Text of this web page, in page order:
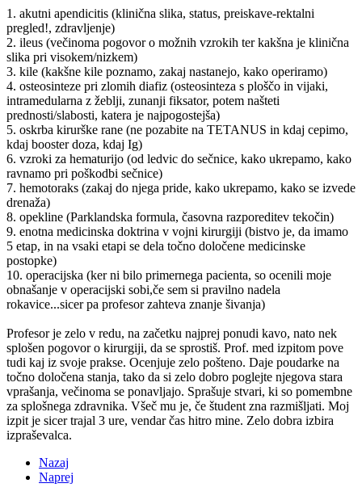
1. akutni apendicitis (klinična slika, status, preiskave-rektalni
pregled!, zdravljenje)
2. ileus (večinoma pogovor o možnih vzrokih ter kakšna je klinična
slika pri visokem/nizkem)
3. kile (kakšne kile poznamo, zakaj nastanejo, kako operiramo)
4. osteosinteze pri zlomih diafiz (osteosinteza s ploščo in vijaki,
intramedularna z žeblji, zunanji fiksator, potem našteti
prednosti/slabosti, katera je najpogostejša)
5. oskrba kirurške rane (ne pozabite na TETANUS in kdaj cepimo,
kdaj booster doza, kdaj Ig)
6. vzroki za hematurijo (od ledvic do sečnice, kako ukrepamo, kako
ravnamo pri poškodbi sečnice)
7. hemotoraks (zakaj do njega pride, kako ukrepamo, kako se izvede
drenaža)
8. opekline (Parklandska formula, časovna razporeditev tekočin)
9. enotna medicinska doktrina v vojni kirurgiji (bistvo je, da imamo
5 etap, in na vsaki etapi se dela točno določene medicinske
postopke)
10. operacijska (ker ni bilo primernega pacienta, so ocenili moje
obnašanje v operacijski sobi,če sem si pravilno nadela
rokavice...sicer pa profesor zahteva znanje šivanja)
Profesor je zelo v redu, na začetku najprej ponudi kavo, nato nek
splošen pogovor o kirurgiji, da se sprostiš. Prof. med izpitom pove
tudi kaj iz svoje prakse. Ocenjuje zelo pošteno. Daje poudarke na
točno določena stanja, tako da si zelo dobro poglejte njegova stara
vprašanja, večinoma se ponavljajo. Sprašuje stvari, ki so pomembne
za splošnega zdravnika. Všeč mu je, če študent zna razmišljati. Moj
izpit je sicer trajal 3 ure, vendar čas hitro mine. Zelo dobra izbira
izpraševalca.
Nazaj
Naprej